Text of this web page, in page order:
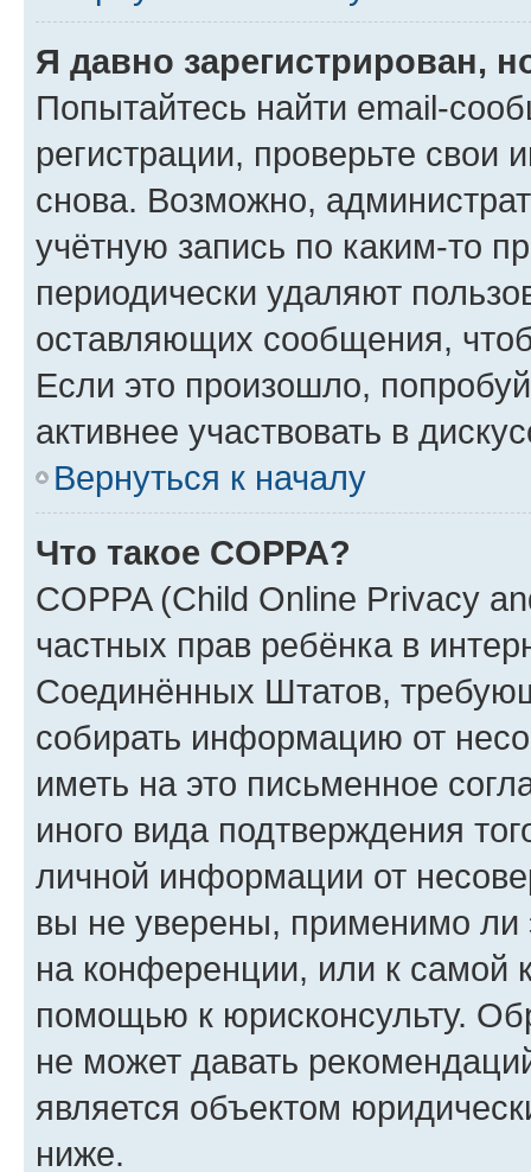
Я давно зарегистрирован,
Попытайтесь найти email-
регистрации, проверьте свои
снова. Возможно,
учётную запись по каким-то
периодически удаляют
оставляющих сообщения,
Если это произошло,
активнее участвовать в
Вернуться к началу
Что такое COPPA?
COPPA (Child Online Privacy
частных прав ребёнка в
Соединённых Штатов,
собирать информацию от
иметь на это письменное
иного вида подтверждения
личной информации от
вы не уверены, применимо ли
на конференции, или к самой
помощью к юрисконсульту.
не может давать
является объектом
ниже.